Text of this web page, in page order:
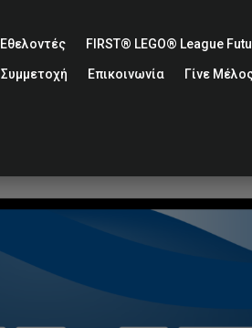
Εθελοντές FIRST® LEGO® League
Συμμετοχή Επικοινωνία Γίνε